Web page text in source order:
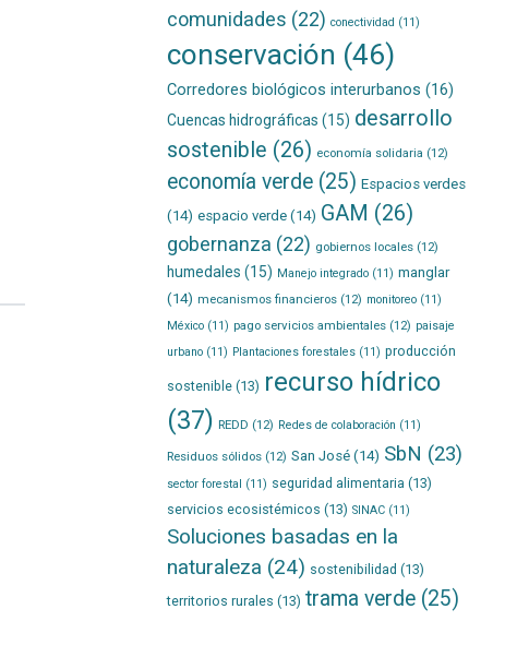
comunidades (22) conectividad (11)
conservación (46)
Corredores biológicos interurbanos (16)
Cuencas hidrográficas (15) desarrollo
sostenible (26) economía solidaria (12)
economía verde(25) Espacios verdes
(14) espacio verde(14) GAM (26)
gobernanza (22) gobiernos locales(12)
humedales (15) Manejo integrado(11) manglar
(14) mecanismos financieros(12) monitoreo(11)
México(11) pago servicios ambientales(12) paisaje
urbano(11) Plantaciones forestales(11) producción
sostenible(13) recurso hídrico
(37) REDD (12) Redes de colaboración (11)
Residuos sólidos(12) San José(14) SbN (23)
sector forestal (11) seguridad alimentaria (13)
servicios ecosistémicos (13) SINAC(11)
Soluciones basadas en la
naturaleza (24) sostenibilidad (13)
territorios rurales (13) trama verde(25)